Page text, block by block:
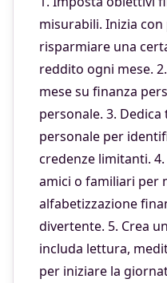
misurabili. Inizia
risparmiare una
reddito ogni mese.
mese su finanza
personale. 3.
personale per
credenze limitanti.
amici o familiari per
alfabetizzazione
divertente. 5. Crea
includa lettura,
per iniziare la